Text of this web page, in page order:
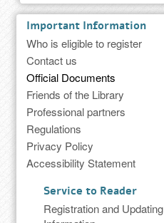
Important Information
Who is eligible to register
Contact us
Official Documents
Friends of the Library
Professional partners
Regulations
Privacy Policy
Accessibility Statement
Service to Reader
Registration and Updating